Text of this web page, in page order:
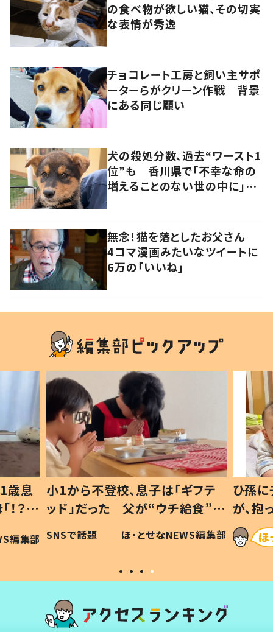
の食べ物が欲しい猫、その切実
な表情が秀逸
チョコレート工房と飼い主サポ
ーターらがクリーン作戦 背景
にある同じ願い
犬の殺処分数、過去“ワースト1
位”も 香川県で「不幸な命の
増えることのない世の中に」と
無念！猫を落としたお父さん
4コマ漫画みたいなツイートに
6万の「いいね」
歳息
？」
編集部
小1から不登校、息子は「ギフテ
ッド」だった 父が“ウチ給食”を
作り続ける理由とは #令和の親
#令和の子
SNSで話題 ほ・とせなNEWS編集部
ひ孫
が、
「涙が
い」